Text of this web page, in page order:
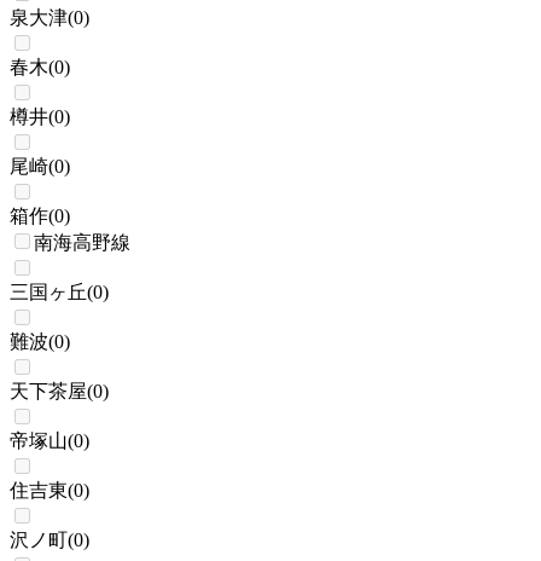
泉大津(0)
春木(0)
樽井(0)
尾崎(0)
箱作(0)
南海高野線
三国ヶ丘(0)
難波(0)
天下茶屋(0)
帝塚山(0)
住吉東(0)
沢ノ町(0)